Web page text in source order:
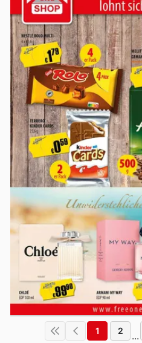
1 2 ...